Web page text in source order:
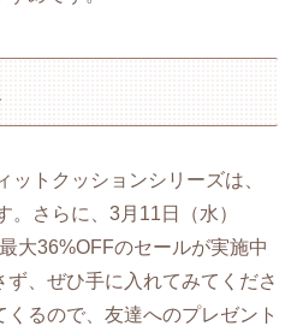
トクッションシリーズは、
。さらに、3月11日（水）
大36%OFFのセールが実施中
、ぜひ手に入れてみてくださ
るので、友達へのプレゼント